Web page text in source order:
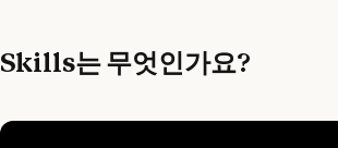
Skills는 무엇인가요?